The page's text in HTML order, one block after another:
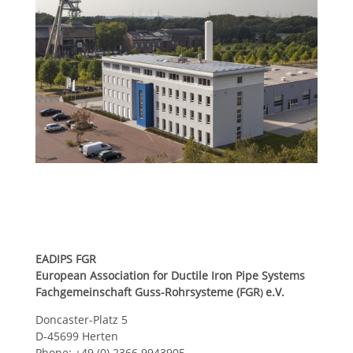
EADIPS FGR
European Association for Ductile Iron Pipe Systems
Fachgemeinschaft Guss-Rohrsysteme (FGR) e.V.
Doncaster-Platz 5
D-45699 Herten